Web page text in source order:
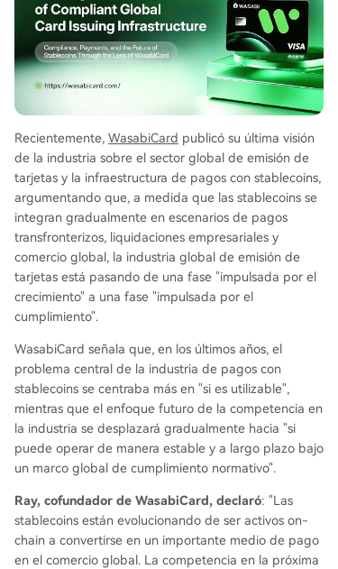
activos digitales con redes de pago tradicionale
s como Visa y Mastercard. Sin embargo, este ráp
ido crecimiento también ha revelado problemas
estructurales como la emisión transfronteriza, la
gestión de recursos BIN, la emisión anónima y d
eficiencias en la lucha contra el blanqueo de ca
ma, WasabiCard está implementando una estrat
egia de infraestructura a largo plazo que incluy
e: colaborar con titulares de licencias principales
y socios locales para establecer sistemas de ope
ración localizados, construir sólidos sistemas de
KYC y AML, segregar estrictamente el uso de BI
N comerciales y de consumo
Recientemente, WasabiCard publicó su última visión
de la industria sobre el sector global de emisión de
tarjetas y la infraestructura de pagos con stablecoins,
argumentando que, a medida que las stablecoins se
integran gradualmente en escenarios de pagos
transfronterizos, liquidaciones empresariales y
comercio global, la industria global de emisión de
tarjetas está pasando de una fase "impulsada por el
crecimiento" a una fase "impulsada por el
cumplimiento".
WasabiCard señala que, en los últimos años, el
problema central de la industria de pagos con
stablecoins se centraba más en "si es utilizable",
mientras que el enfoque futuro de la competencia en
la industria se desplazará gradualmente hacia "si
puede operar de manera estable y a largo plazo bajo
un marco global de cumplimiento normativo".
Ray, cofundador de WasabiCard, declaró: "Las
stablecoins están evolucionando de ser activos on-
chain a convertirse en un importante medio de pago
en el comercio global. La competencia en la próxima